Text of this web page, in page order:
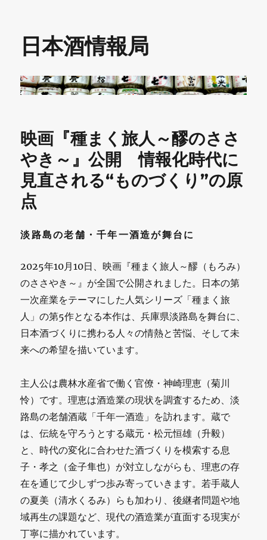
日本酒情報局
映画『種まく旅人～醪のささ
やき～』公開 情報化時代に
見直される“ものづくり”の原
点
淡路島の老舗・千年一酒造が舞台に
2025年10月10日、映画『種まく旅人～醪（もろみ）
のささやき～』が全国で公開されました。日本の第
一次産業をテーマにした人気シリーズ「種まく旅
人」の第5作となる本作は、兵庫県淡路島を舞台に、
日本酒づくりに携わる人々の情熱と苦悩、そして未
来への希望を描いています。
主人公は農林水産省で働く官僚・神崎理恵（菊川
怜）です。理恵は酒造業の現状を調査するため、淡
路島の老舗酒蔵「千年一酒造」を訪れます。蔵で
は、伝統を守ろうとする蔵元・松元恒雄（升毅）
と、時代の変化に合わせた酒づくりを模索する息
子・孝之（金子隼也）が対立しながらも、理恵の存
在を通じて少しずつ歩み寄っていきます。若手蔵人
の夏美（清水くるみ）らも加わり、後継者問題や地
域再生の課題など、現代の酒造業が直面する現実が
丁寧に描かれています。